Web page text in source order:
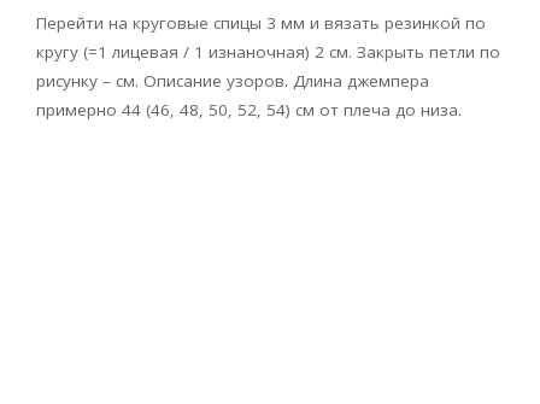
Перейти на круговые спицы 3 мм и вязать резинкой по
кругу (=1 лицевая / 1 изнаночная) 2 см. Закрыть петли по
рисунку – см. Описание узоров. Длина джемпера
примерно 44 (46, 48, 50, 52, 54) см от плеча до низа.